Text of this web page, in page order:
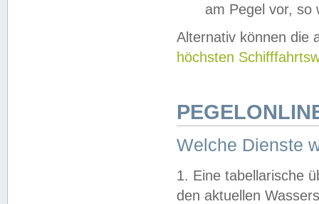
am Pegel vor,
Alternativ können die
höchsten
Welche Dienste
1. Eine tabellarische
den aktuellen